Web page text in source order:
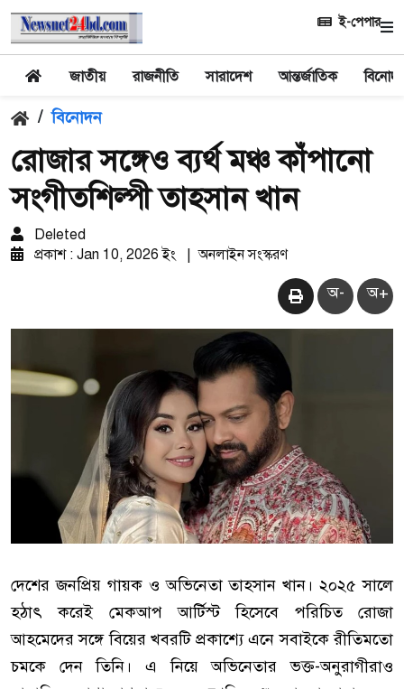
ই-পেপার
জাতীয় রাজনীতি সারাদেশ আন্তর্জাতিক
/ বিনোদন
রোজার সঙ্গেও ব্যর্থ মঞ্চ কাঁপানো
সংগীতশিল্পী তাহসান খান
Deleted
প্রকাশ : Jan 10, 2026 ইং
অনলাইন সংস্করণ
অ- অ+
দেশের জনপ্রিয় গায়ক ও অভিনেতা তাহসান খান। ২০২৫ সালে
হঠাৎ করেই মেকআপ আর্টিস্ট হিসেবে পরিচিত রোজা
আহমেদের সঙ্গে বিয়ের খবরটি প্রকাশ্যে এনে সবাইকে রীতিমতো
চমকে দেন তিনি। এ নিয়ে অভিনেতার ভক্ত-অনুরাগীরাও